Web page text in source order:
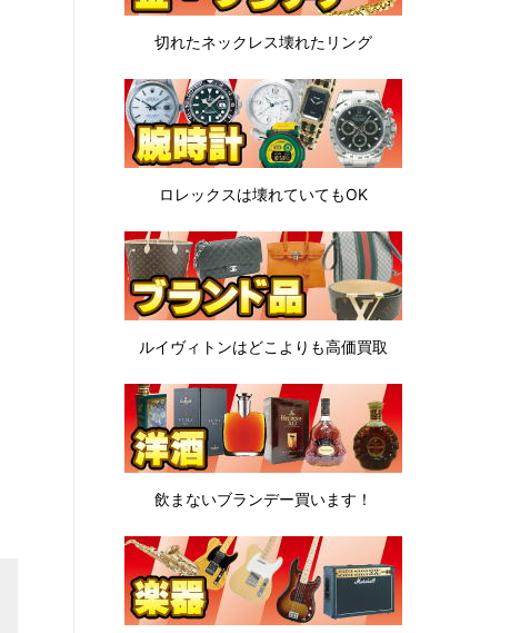
切れたネックレス壊れたリング
ロレックスは壊れていてもOK
ルイヴィトンはどこよりも高価買取
飲まないブランデー買います！